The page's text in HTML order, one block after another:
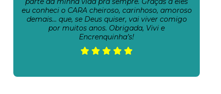
eu conheci o CARA cheiroso, carinhoso, amoroso
demais… que, se Deus quiser, vai viver comigo
por muitos anos. Obrigada, Vivi e
Encrenquinha’s!